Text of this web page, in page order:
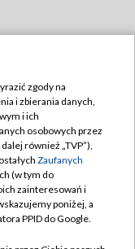
zgody na
i zbierania danych,
i ich
osobowych przez
również „TVP”),
Zaufanych
(w tym do
zainteresowań i
poniżej, a
PPID do Google.